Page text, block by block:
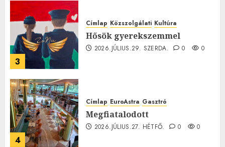
3
Címlap Közszolgálati Kultúra
Hősök gyerekszemmel
2026.JÚLIUS.29. SZERDA. 0 0
4
Címlap EuroAstra Gasztró
Megfiatalodott
2026.JÚLIUS.27. HÉTFŐ. 0 0